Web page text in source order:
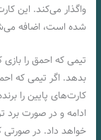
واگذار می‌کند. این
شده‌ است، اضافه
تیمی که احمق را
بدهد. اگر تیمی که
کارت‌های پایین را
ادامه و در صورت برد
خواهد داد. در صورتی